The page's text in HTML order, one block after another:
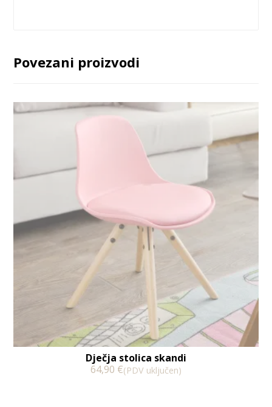
Povezani proizvodi
Dječja stolica skandi
64,90 €(PDV uključen)